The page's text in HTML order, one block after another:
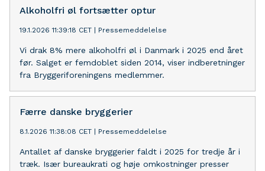
som helst miljø- og klimagevinster.
Alkoholfri øl fortsætter optur
19.1.2026 11:39:18 CET Pressemeddelelse
Vi drak 8% mere alkoholfri øl i Danmark i 2025 end året
før. Salget er femdoblet siden 2014, viser indberetninger
fra Bryggeriforeningens medlemmer.
Færre danske bryggerier
8.1.2026 11:38:08 CET Pressemeddelelse
Antallet af danske bryggerier faldt i 2025 for tredje år i
træk. Især bureaukrati og høje omkostninger presser